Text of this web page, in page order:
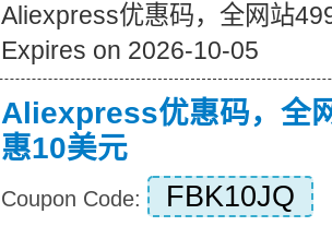
Aliexpress优惠码，全网站
Expires on 2026-10-05
Aliexpress优惠码，全
惠10美元
Coupon Code: FBK10JQ